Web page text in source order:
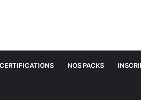
CERTIFICATIONS NOS PACKS